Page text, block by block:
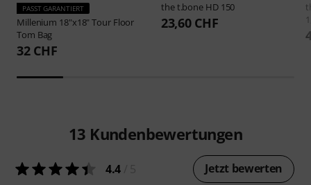
PASST GARANTIERT
Millenium 18"x18" Tour Floor
Tom Bag
32 CHF
the t.bone HD 150
23,60 CHF
13 Kundenbewertungen
4.4 Jetzt bewerten